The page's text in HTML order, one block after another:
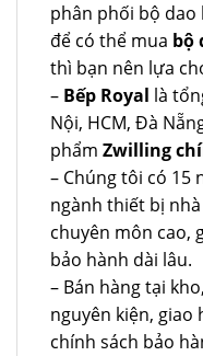
phân phối bộ dao
để có thể mua bộ
thì bạn nên lựa
– Bếp Royal là
Nội, HCM, Đà
phẩm Zwilling
– Chúng tôi có 15
ngành thiết bị
chuyên môn cao,
bảo hành dài lâu.
– Bán hàng tại
nguyên kiện, giao
chính sách bảo